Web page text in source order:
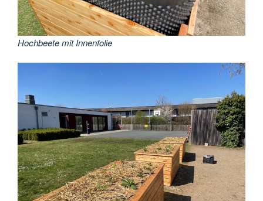
Hochbeete mit Innenfolie